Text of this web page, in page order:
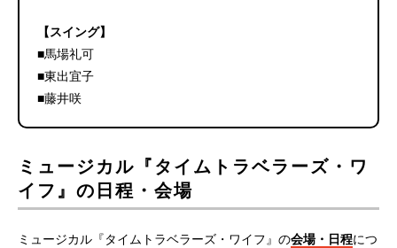
【スイング】
■馬場礼可
■東出宜子
■藤井咲
ミュージカル『タイムトラベラーズ・ワ
イフ』の日程・会場
ミュージカル『タイムトラベラーズ・ワイフ』の会場・日程につ